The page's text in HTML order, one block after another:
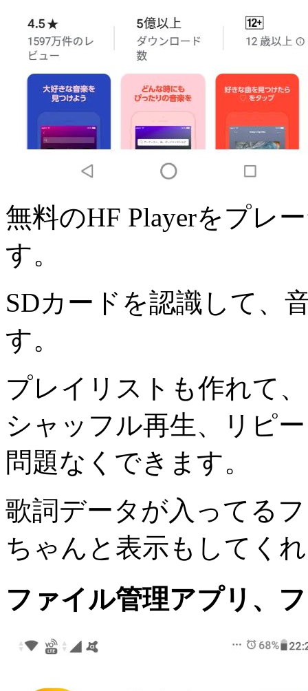
無料のHF Playerをプレ
す。
SDカードを認識して、
す。
プレイリストも作れて、
シャッフル再生、リピ
問題なくできます。
歌詞データが入ってる
ちゃんと表示もしてく
ファイル管理アプリ、